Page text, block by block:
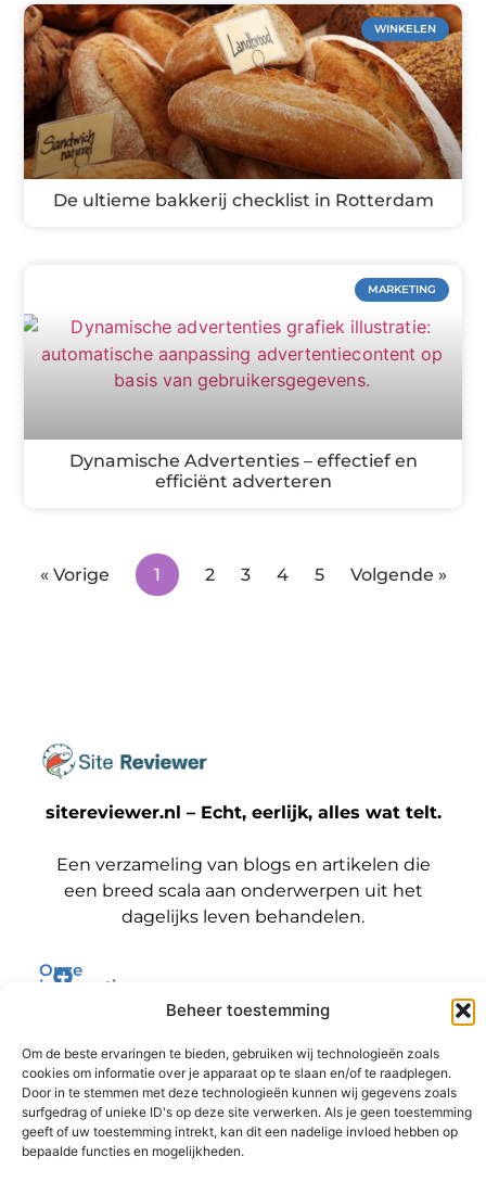
Beheer toestemming
Om de beste ervaringen te bieden, gebruiken wij technologieën zoals
cookies om informatie over je apparaat op te slaan en/of te raadplegen.
Door in te stemmen met deze technologieën kunnen wij gegevens zoals
surfgedrag of unieke ID's op deze site verwerken. Als je geen toestemming
geeft of uw toestemming intrekt, kan dit een nadelige invloed hebben op
bepaalde functies en mogelijkheden.
WINKELEN
De ultieme bakkerij checklist in Rotterdam
MARKETING
Dynamische Advertenties – effectief en
efficiënt adverteren
« Vorige 1 2 3 4 5 Volgende »
sitereviewer.nl – Echt, eerlijk, alles wat telt.
Een verzameling van blogs en artikelen die
een breed scala aan onderwerpen uit het
dagelijks leven behandelen.
Onze
informatie
@2025 www.sitereviewer.nl. All Right Reserved.